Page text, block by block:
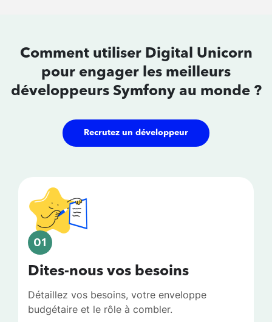
Comment utiliser Digital Unicorn
pour engager les meilleurs
développeurs Symfony au monde ?
Recrutez un développeur
01
Dites-nous vos besoins
Détaillez vos besoins, votre enveloppe
budgétaire et le rôle à combler.